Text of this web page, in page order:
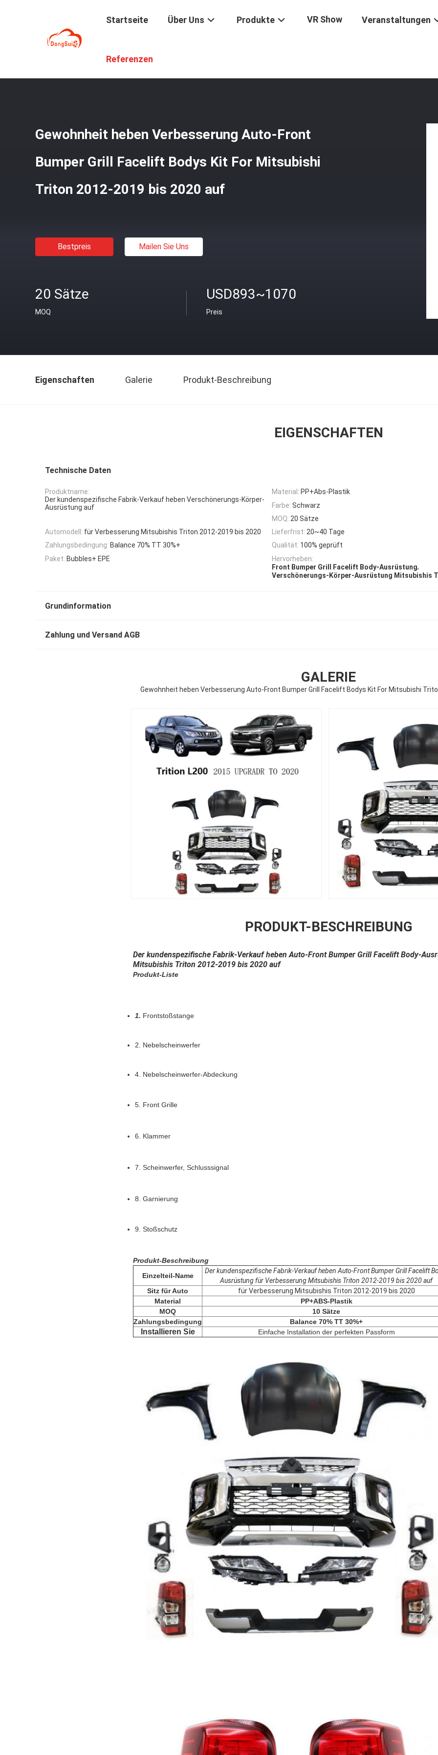
Startseite Über Uns Produkte VR Show Veranstaltungen
Referenzen
Gewohnheit heben Verbesserung Auto-Front
Bumper Grill Facelift Bodys Kit For Mitsubishi
Triton 2012-2019 bis 2020 auf
Bestpreis Mailen Sie Uns
20 Sätze
MOQ
USD893~1070
Preis
Eigenschaften Galerie Produkt-Beschreibung
EIGENSCHAFTEN
Technische Daten
Produktname:
Der kundenspezifische Fabrik-Verkauf heben Verschönerungs-Körper-
Ausrüstung auf
Material: PP+Abs-Plastik
Farbe: Schwarz
MOQ: 20 Sätze
Automodell: für Verbesserung Mitsubishis Triton 2012-2019 bis 2020 Lieferfrist: 20~40 Tage
Zahlungsbedingung: Balance 70% TT 30%+ Qualität: 100% geprüft
Paket: Bubbles+ EPE
Hervorheben:
Front Bumper Grill Facelift Body-Ausrüstung,
Verschönerungs-Körper-Ausrüstung Mitsubishis
Grundinformation
Zahlung und Versand AGB
GALERIE
Gewohnheit heben Verbesserung Auto-Front Bumper Grill Facelift Bodys Kit For Mitsubishi
PRODUKT-BESCHREIBUNG
Der kundenspezifische Fabrik-Verkauf heben Auto-Front Bumper Grill Facelift Body-
Mitsubishis Triton 2012-2019 bis 2020 auf
Produkt-Liste
1. Frontstoßstange
2. Nebelscheinwerfer
4. Nebelscheinwerfer-Abdeckung
5. Front Grille
6. Klammer
7. Scheinwerfer, Schlusssignal
8. Garnierung
9. Stoßschutz
Produkt-Beschreibung
Einzelteil-Name
Der kundenspezifische Fabrik-Verkauf heben Auto-Front Bumper Grill Facelift
Ausrüstung für Verbesserung Mitsubishis Triton 2012-2019 bis 2020 auf
Sitz für Auto
für Verbesserung Mitsubishis Triton 2012-2019 bis 2020
Material
PP+ABS-Plastik
MOQ
10 Sätze
Zahlungsbedingung
Balance 70% TT 30%+
Installieren Sie Einfache Installation der perfekten Passform